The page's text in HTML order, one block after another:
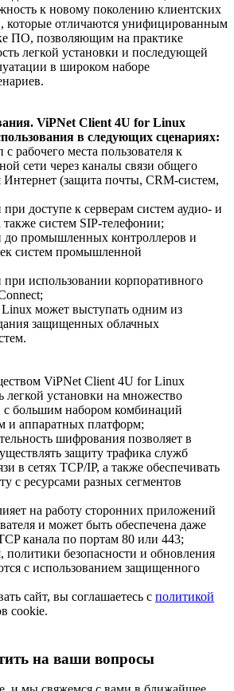
к новому поколению клиентских
которые отличаются унифицированным
ПО, позволяющим на практике
легкой установки и последующей
в широком наборе
ViPNet Client 4U for Linux
в следующих сценариях:
рабочего места пользователя к
сети через каналы связи общего
Интернет (защита почты, CRM-систем,
при доступе к серверам систем аудио- и
систем SIP-телефонии;
до промышленных контроллеров и
систем промышленной
при использовании корпоративного
может выступать одним из
защищенных облачных
ViPNet Client 4U for Linux
легкой установки на множество
с большим набором комбинаций
и аппаратных платформ;
шифрования позволяет в
защиту трафика служб
в сетях TCP/IP, а также обеспечивать
с ресурсами разных сегментов
на работу сторонних приложений
и может быть обеспечена даже
канала по портам 80 или 443;
безопасности и обновления
с использованием защищенного
сайт, вы соглашаетесь с политикой
cookie.
на ваши вопросы